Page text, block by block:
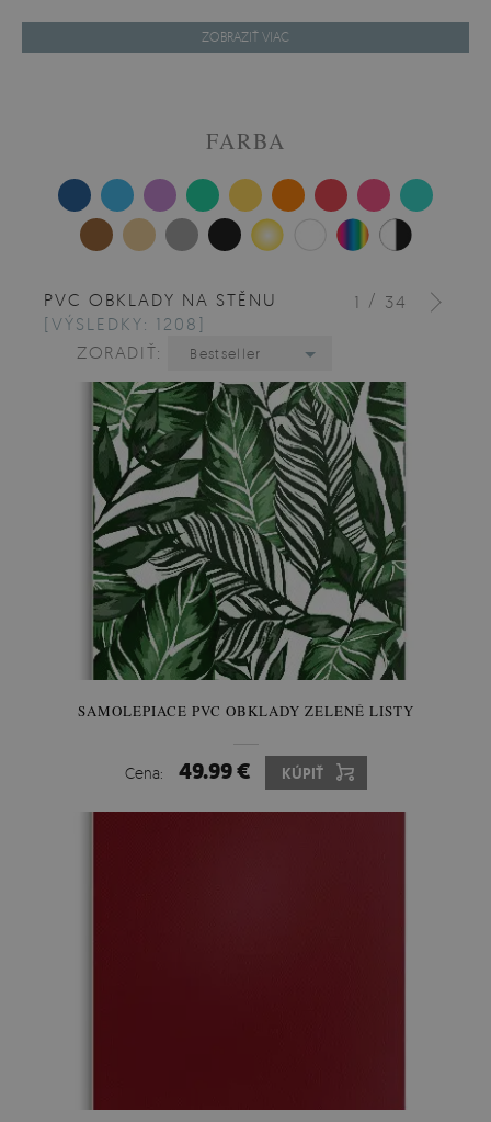
ZOBRAZIŤ VIAC
FARBA
1 / 34
PVC OBKLADY NA STĚNU
[VÝSLEDKY: 1208]
ZORADIŤ:
Bestseller
SAMOLEPIACE PVC OBKLADY ZELENÉ LISTY
Cena: 49.99 € KÚPIŤ